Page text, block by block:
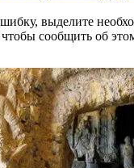
выделите
сообщить об